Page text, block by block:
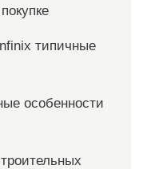
типичные
особенности